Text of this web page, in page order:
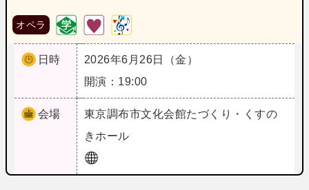
オペラ
日時
2026年6月26日（金）
開演：19:00
会場 東京調布市文化会館たづくり・くすの
きホール